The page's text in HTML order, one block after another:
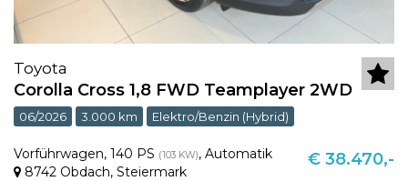
Toyota
Corolla Cross 1,8 FWD Teamplayer 2WD
06/2026 3.000 km Elektro/Benzin (Hybrid)
Vorführwagen, 140 PS (103 KW), Automatik
8742 Obdach, Steiermark
€ 38.470,-